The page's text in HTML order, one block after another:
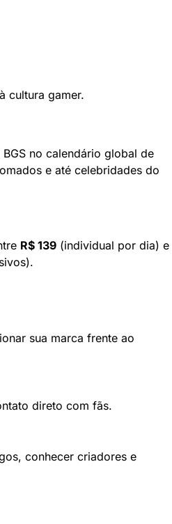
cultura gamer.
no calendário global de
e até celebridades do
R$ 139
sua marca frente ao
direto com fãs.
conhecer criadores e